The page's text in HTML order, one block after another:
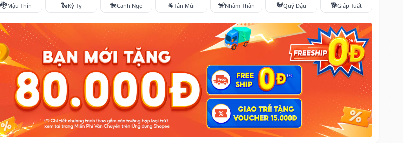
🐉Mậu Thìn 🐍Kỷ Tỵ 🐎Canh Ngọ 🐐Tân Mùi 🐒Nhâm Thân 🐓Quý Dậu 🐕Giáp Tuất